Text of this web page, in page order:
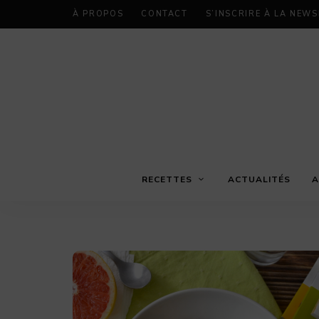
À PROPOS CONTACT S’INSCRIRE À LA
RECETTES ACTUALITÉS